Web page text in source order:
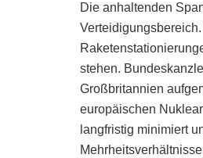
Die anhaltenden
stehen.
Großbritannien
europäischen
langfristig minimiert